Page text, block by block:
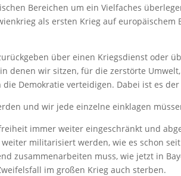
Bereichen um ein Vielfaches
als ersten Krieg auf europäischem
über einen Kriegsdienst oder
denen wir sitzen, für die zerstörte
Demokratie verteidigen. Dabei ist es
und wir jede einzelne einklagen
immer weiter eingeschränkt und
militarisiert werden, wie es schon
zusammenarbeiten muss, wie jetzt in
im großen Krieg auch sterben.